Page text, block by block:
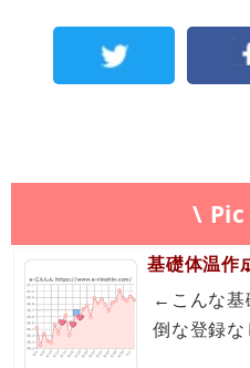
\
基礎体温作
←こんな基
倒な登録